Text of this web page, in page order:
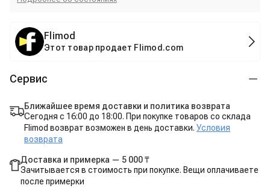
Flimod
Этот товар продает Flimod.com
Сервис
Ближайшее время доставки и политика возврата
Сегодня с 16:00 до 18:00. При покупке товаров со склада
Flimod возврат возможен в день доставки. Условия
возврата
Доставка и примерка — 5 000 ₸
Зачитывается в стоимость при покупке. Вещи оплачиваете
после примерки